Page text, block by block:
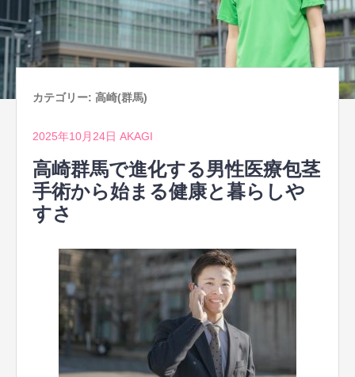
ッ
プ
カテゴリー: 高崎(群馬)
2025年10月24日 AKAGI
高崎群馬で進化する男性医療包茎
手術から始まる健康と暮らしや
すさ